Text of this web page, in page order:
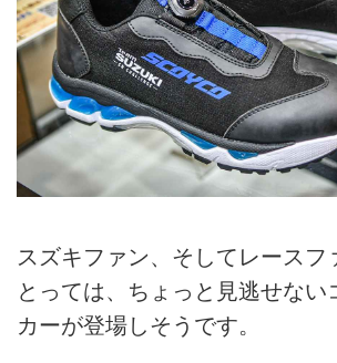
スズキファン、そしてレースフ
とっては、ちょっと見逃せない
カーが登場しそうです。